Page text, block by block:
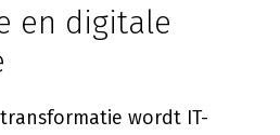
en digitale
wordt IT-